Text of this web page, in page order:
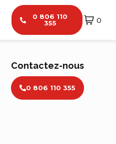
0 806 110
355
0
Contactez-nous
0 806 110 355